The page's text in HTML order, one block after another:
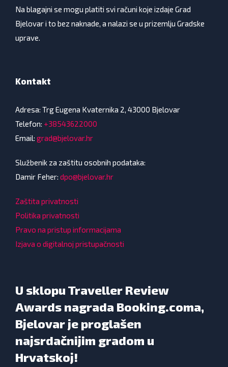
Na blagajni se mogu platiti svi računi koje izdaje Grad
Bjelovar i to bez naknade, a nalazi se u prizemlju Gradske
uprave.
Kontakt
Adresa: Trg Eugena Kvaternika 2, 43000 Bjelovar
Telefon: +38543622000
Email: grad@bjelovar.hr
Službenik za zaštitu osobnih podataka:
Damir Feher: dpo@bjelovar.hr
Zaštita privatnosti
Politika privatnosti
Pravo na pristup informacijama
Izjava o digitalnoj pristupačnosti
U sklopu Traveller Review
Awards nagrada Booking.coma,
Bjelovar je proglašen
najsrdačnijim gradom u
Hrvatskoj!